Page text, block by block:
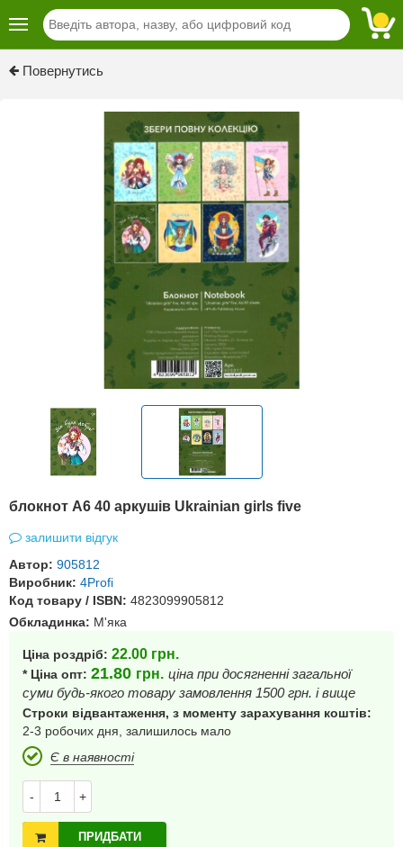
Повернутись
блокнот А6 40 аркушів Ukrainian girls five
залишити відгук
Автор: 905812
Виробник: 4Profi
Код товару / ISBN: 4823099905812
Обкладинка: М'яка
Ціна роздріб: 22.00 грн.
* Ціна опт: 21.80 грн. ціна при досягненні загальної
суми будь-якого товару замовлення 1500 грн. і вище
Строки відвантаження, з моменту зарахування коштів:
2-3 робочих дня, залишилось мало
Є в наявності
- +
ПРИДБАТИ